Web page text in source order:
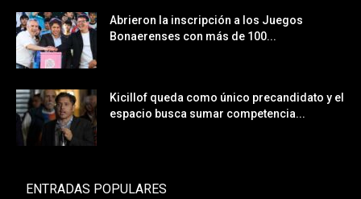
Abrieron la inscripción a los Juegos
Bonaerenses con más de 100...
Kicillof queda como único precandidato y el
espacio busca sumar competencia...
ENTRADAS POPULARES